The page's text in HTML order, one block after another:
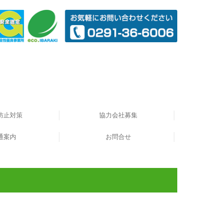
止対策
標
クとは
協力会社募集
案内 お問合せ